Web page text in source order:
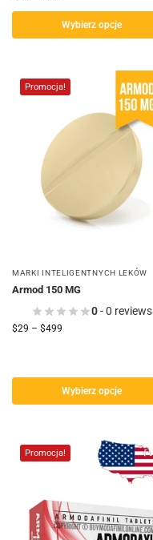
Wybierz opcje
Promocja!
MARKI INTELIGENTNYCH LEKÓW
Armod 150 MG
0- 0 reviews
$29 – $499
Wybierz opcje
Promocja!